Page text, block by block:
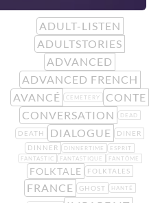
ADULT-LISTEN
ADULTSTORIES
ADVANCED
ADVANCED FRENCH
AVANCÉ
CEMETERY
CONTE
CONVERSATION
DEAD
DEATH DIALOGUE
DINER
DINNER
DINNERTIME
ESPRIT
FANTASTIC
FANTASTIQUE FANTÔME
FOLKTALE FOLKTALES
FRANCE GHOST HANTÉ